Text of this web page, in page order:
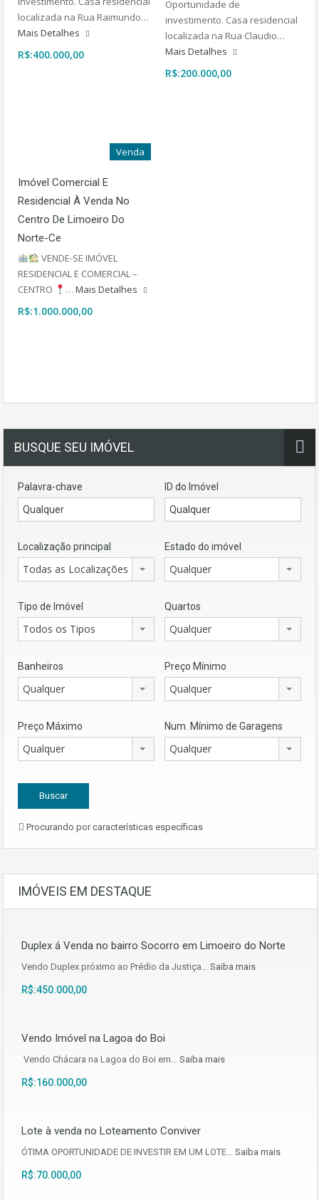
localizada na Rua Raimundo…
Mais Detalhes
R$:400.000,00
Oportunidade de
investimento. Casa residencial
localizada na Rua Claudio…
Mais Detalhes
R$:200.000,00
Venda
Imóvel Comercial E
Residencial À Venda No
Centro De Limoeiro Do
Norte-Ce
VENDE-SE IMÓVEL
RESIDENCIAL E COMERCIAL –
CENTRO
… Mais Detalhes
R$:1.000.000,00
BUSQUE SEU IMÓVEL
Palavra-chave ID do Imóvel
Localização principal
Todas as Localizações
Estado do imóvel
Qualquer
Tipo de Imóvel
Todos os Tipos
Quartos
Qualquer
Banheiros
Qualquer
Preço Mínimo
Qualquer
Preço Máximo
Qualquer
Num. Mínimo de Garagens
Qualquer
Procurando por características específicas
IMÓVEIS EM DESTAQUE
Duplex á Venda no bairro Socorro em Limoeiro do Norte
Vendo Duplex próximo ao Prédio da Justiça… Saiba mais
R$:450.000,00
Vendo Imóvel na Lagoa do Boi
Vendo Chácara na Lagoa do Boi em… Saiba mais
R$:160.000,00
Lote à venda no Loteamento Conviver
ÓTIMA OPORTUNIDADE DE INVESTIR EM UM LOTE… Saiba mais
R$:70.000,00